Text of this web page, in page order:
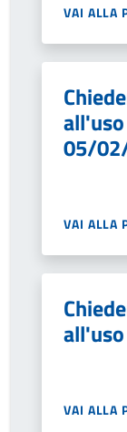
VAI ALLA
05/
VAI ALLA
VAI ALLA